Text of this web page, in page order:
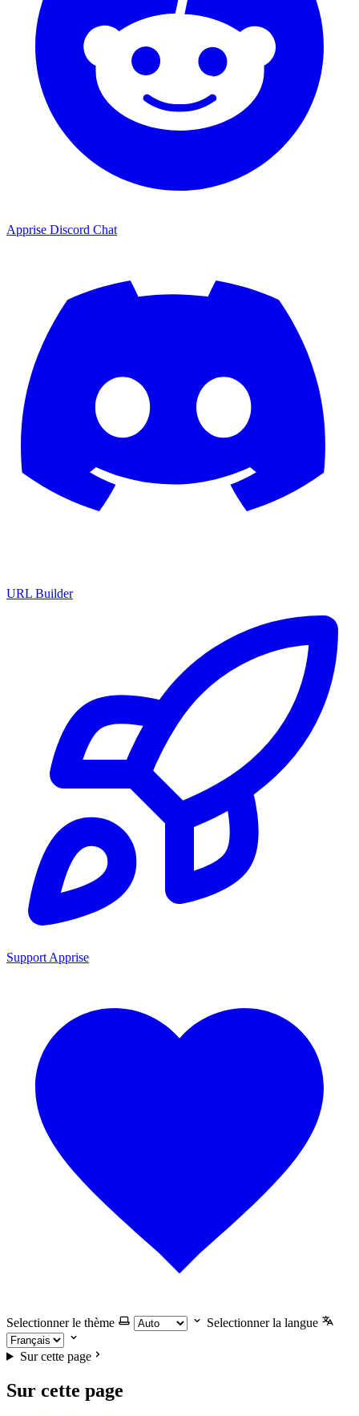
Apprise Discord Chat
URL Builder
Support Apprise
Selectionner le thème Selectionner la langue
Sur cette page
Sur cette page